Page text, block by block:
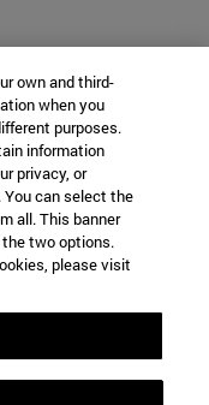
own and third-
when you
purposes.
information
privacy, or
can select the
all. This banner
two options.
please visit